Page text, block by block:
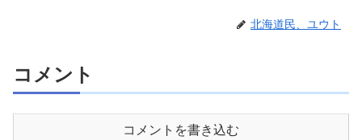
北海道民、ユウト
コメント
コメントを書き込む